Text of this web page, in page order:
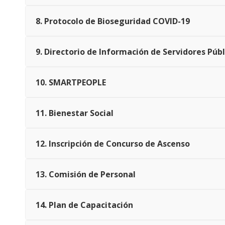
8. Protocolo de Bioseguridad COVID-19
9. Directorio de Información de Servidores
10. SMARTPEOPLE
11. Bienestar Social
12. Inscripción de Concurso de Ascenso
13. Comisión de Personal
14. Plan de Capacitación